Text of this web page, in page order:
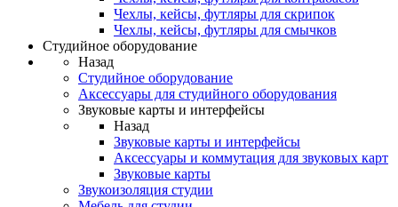
Чехлы, кейсы, футляры для скрипок
Чехлы, кейсы, футляры для смычков
Студийное оборудование
Назад
Студийное оборудование
Аксессуары для студийного оборудования
Звуковые карты и интерфейсы
Назад
Звуковые карты и интерфейсы
Аксессуары и коммутация для звуковых карт
Звуковые карты
Звукоизоляция студии